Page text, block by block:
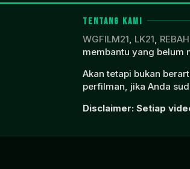
2025
TENTANG KAMI
WGFILM21, LK21,
membantu yang belum
Akan tetapi bukan
perfilman, jika Anda
Disclaimer: Setiap